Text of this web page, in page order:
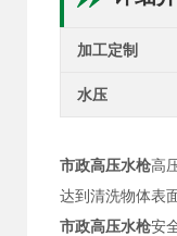
加工定制
水压
市政高压水枪高
达到清洗物体表
市政高压水枪安